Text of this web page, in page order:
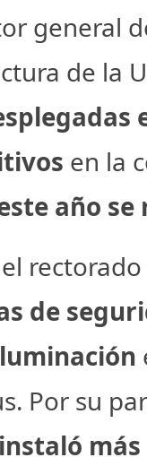
general
de la
en la
año
de
Por su
instaló